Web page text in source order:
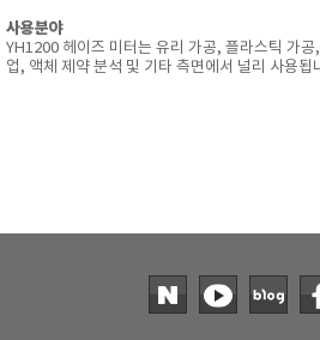
사용분야
YH1200 헤이즈 미터는 유리 가공, 플라스틱 가
업, 액체 제약 분석 및 기타 측면에서 널리 사용됩